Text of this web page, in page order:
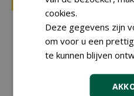
cookies.
Deze gegevens zijn
om voor u een
te kunnen blijven